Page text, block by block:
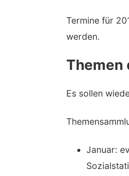
Termine für
werden.
Themen
Es sollen
Januar: